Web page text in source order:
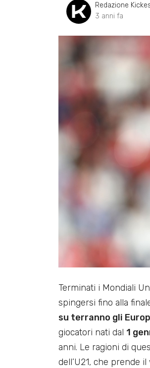
Redazione
3 anni fa
Terminati i Mondiali
spingersi fino alla
su terranno gli
giocatori nati dal 1
anni. Le ragioni di
dell’U21, che prende